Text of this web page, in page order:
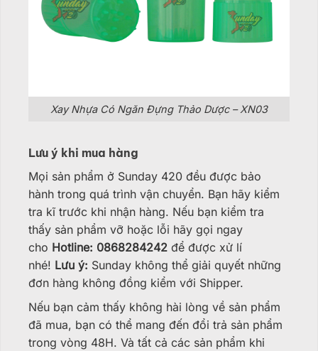
Xay Nhựa Có Ngăn Đựng Thảo Dược – XN03
Lưu ý khi mua hàng
Mọi sản phẩm ở Sunday 420 đều được bảo
hành trong quá trình vận chuyển. Bạn hãy kiểm
tra kĩ trước khi nhận hàng. Nếu bạn kiểm tra
thấy sản phẩm vỡ hoặc lỗi hãy gọi ngay
cho Hotline: 0868284242 để được xử lí
nhé! Lưu ý: Sunday không thể giải quyết những
đơn hàng không đồng kiểm với Shipper.
Nếu bạn cảm thấy không hài lòng về sản phẩm
đã mua, bạn có thể mang đến đổi trả sản phẩm
trong vòng 48H. Và tất cả các sản phẩm khi